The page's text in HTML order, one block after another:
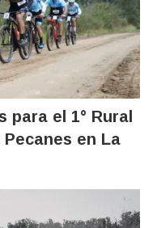
para el 1° Rural
en La